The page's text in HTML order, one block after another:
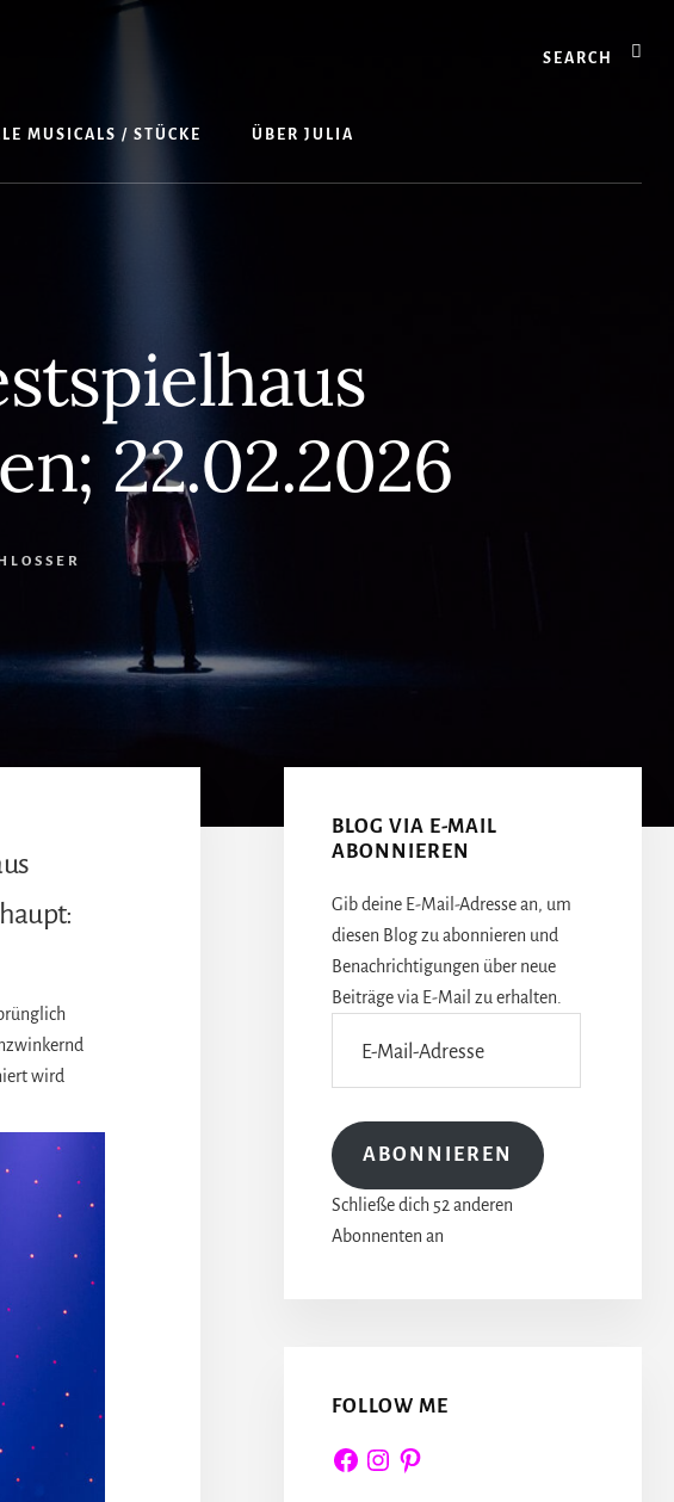
MUSICALS / STÜCKE ÜBER JULIA
22.02.2026
wird
BLOG VIA E-MAIL
ABONNIEREN
Gib deine E-Mail-Adresse an, um
diesen Blog zu abonnieren und
Benachrichtigungen über neue
Beiträge via E-Mail zu erhalten.
Mail-
Adresse
ABONNIEREN
Schließe dich 52 anderen
Abonnenten an
FOLLOW ME
FacebookInstagram
Pinterest